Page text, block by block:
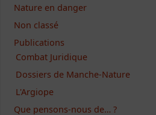
Nature en danger
Non classé
Publications
Combat Juridique
Dossiers de Manche-Nature
L'Argiope
Que pensons-nous de… ?